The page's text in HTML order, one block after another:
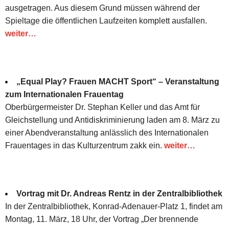
ausgetragen. Aus diesem Grund müssen während der
Spieltage die öffentlichen Laufzeiten komplett ausfallen.
weiter…
„Equal Play? Frauen MACHT Sport“ – Veranstaltung
zum Internationalen Frauentag
Oberbürgermeister Dr. Stephan Keller und das Amt für
Gleichstellung und Antidiskriminierung laden am 8. März zu
einer Abendveranstaltung anlässlich des Internationalen
Frauentages in das Kulturzentrum zakk ein. weiter…
Vortrag mit Dr. Andreas Rentz in der Zentralbibliothek
In der Zentralbibliothek, Konrad-Adenauer-Platz 1, findet am
Montag, 11. März, 18 Uhr, der Vortrag „Der brennende